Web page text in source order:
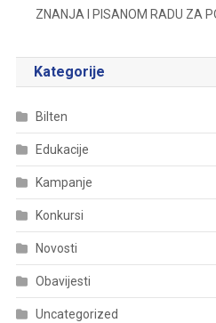
ZNANJA I PISANOM RADU ZA
Kategorije
Bilten
Edukacije
Kampanje
Konkursi
Novosti
Obavijesti
Uncategorized